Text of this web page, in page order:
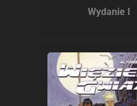
Wydanie I